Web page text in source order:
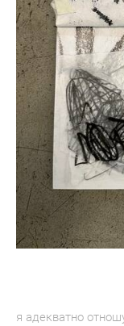
я адекватно